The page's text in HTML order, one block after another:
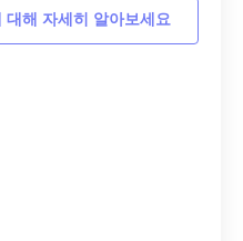
대해 자세히 알아보세요